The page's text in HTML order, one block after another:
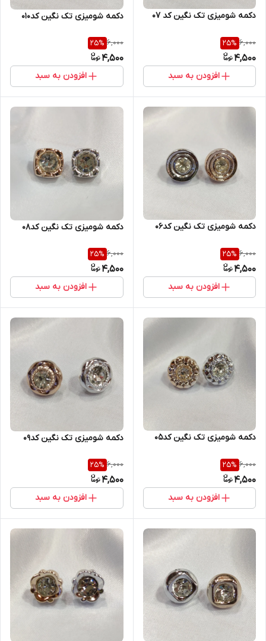
دکمه شومیزی تک نگین کد ۰۷
6,000
25%
4,500
افزودن به سبد
دکمه شومیزی تک نگین کد۰۱۰
6,000
25%
4,500
افزودن به سبد
دکمه شومیزی تک نگین کد۰۶
6,000
25%
4,500
افزودن به سبد
دکمه شومیزی تک نگین کد۰۸
6,000
25%
4,500
افزودن به سبد
دکمه شومیزی تک نگین کد۰۵
6,000
25%
4,500
افزودن به سبد
دکمه شومیزی تک نگین کد۰۹
6,000
25%
4,500
افزودن به سبد